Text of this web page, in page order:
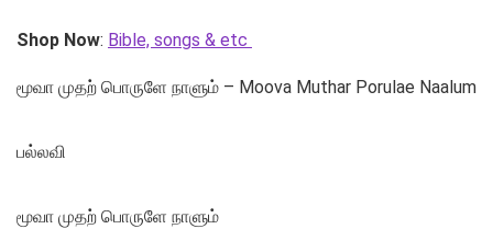
Shop Now: Bible, songs & etc
மூவா முதற் பொருளே நாளும் – Moova Muthar Porulae Naalum
பல்லவி
மூவா முதற் பொருளே நாளும்